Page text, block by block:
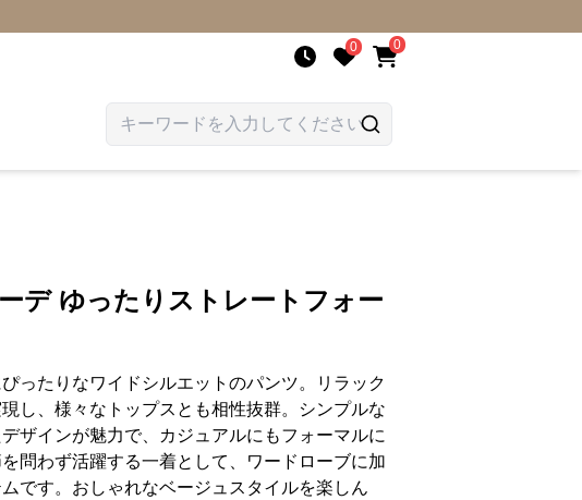
0 0
デ ゆったりストレートフォー
ったりなワイドシルエットのパンツ。リラック
し、様々なトップスとも相性抜群。シンプルな
ザインが魅力で、カジュアルにもフォーマルに
問わず活躍する一着として、ワードローブに加
です。おしゃれなベージュスタイルを楽しん